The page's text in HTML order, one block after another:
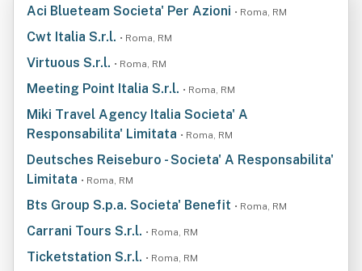
Aci Blueteam Societa' Per Azioni • Roma, RM
Cwt Italia S.r.l. • Roma, RM
Virtuous S.r.l. • Roma, RM
Meeting Point Italia S.r.l. • Roma, RM
Miki Travel Agency Italia Societa' A
Responsabilita' Limitata • Roma, RM
Deutsches Reiseburo - Societa' A Responsabilita'
Limitata • Roma, RM
Bts Group S.p.a. Societa' Benefit • Roma, RM
Carrani Tours S.r.l. • Roma, RM
Ticketstation S.r.l. • Roma, RM